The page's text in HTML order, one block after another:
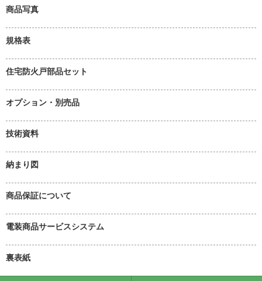
商品写真
規格表
住宅防火戸部品セット
オプション・別売品
技術資料
納まり図
商品保証について
電装商品サービスシステム
裏表紙